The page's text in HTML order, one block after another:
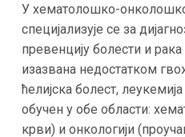
У хематолошко-
специјализује се за
превенцију болести и
изазвана недостатком
ћелијска болест,
обучен у обе области:
крви) и онкологији